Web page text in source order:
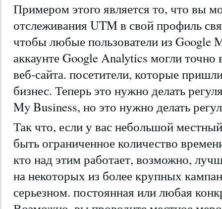
Примером этого является то, что вы
отслеживания UTM в свой профиль
чтобы любые пользователи из Google
аккаунте Google Analytics могли точно
веб-сайта. посетители, которые
бизнес. Теперь это нужно делать
My Business, но это нужно делать
Так что, если у вас небольшой
быть ограниченное количество
кто над этим работает, возможно,
на некоторых из более крупных
серьезном. постоянная или любая